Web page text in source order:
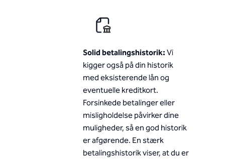
Solid betalingshistorik:Vi
kigger også på din historik
med eksisterende lån og
eventuelle kreditkort.
Forsinkede betalinger eller
misligholdelse påvirker dine
muligheder, så en god historik
er afgørende. En stærk
betalingshistorik viser, at du er